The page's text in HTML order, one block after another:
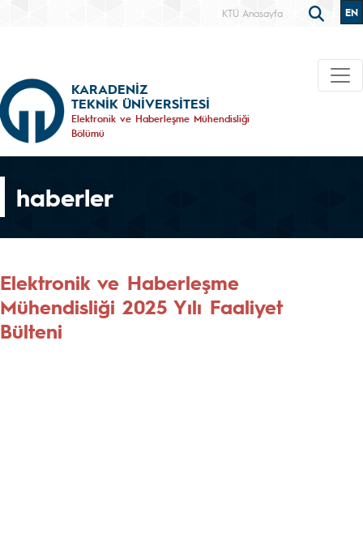
KTÜ Anasayfa EN
KARADENİZ
TEKNİK ÜNİVERSİTESİ
Elektronik ve Haberleşme Mühendisliği
Bölümü
haberler
Elektronik ve Haberleşme
Mühendisliği 2025 Yılı Faaliyet
Bülteni